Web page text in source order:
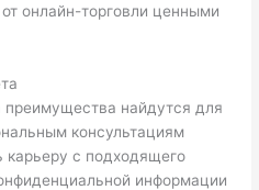
онлайн-торговли ценными
преимущества найдутся для
консультациям
карьеру с подходящего
информации